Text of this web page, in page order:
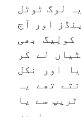
لوگ ٹوٹل
اور آج
بھی
لے کر
اور نکل
تھے یہ
سے یا